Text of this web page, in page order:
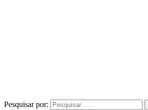
Pesquisar por: